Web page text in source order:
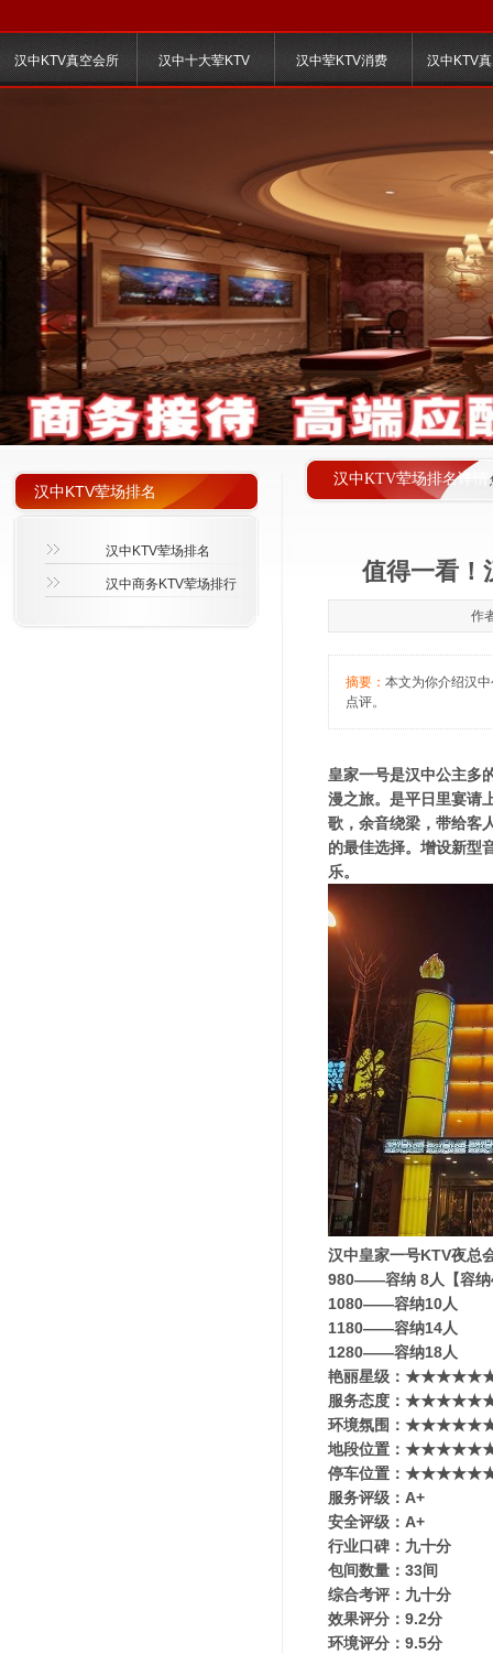
汉中KTV真空会所 汉中十大荤KTV 汉中荤KTV消费 汉中KTV
汉中KTV荤场排名详情
汉中KTV荤场排名
汉中KTV荤场排名
汉中商务KTV荤场排行 值得一看！
作
摘要： 本文为你介绍汉
点评。
皇家一号是汉中公主多
漫之旅。是平日里宴请
歌，余音绕梁，带给客
的最佳选择。增设新型
乐。
汉中皇家一号KTV夜总
980——容纳 8人【容纳
1080——容纳10人
1180——容纳14人
1280——容纳18人
艳丽星级​‌‌：
服务态度：
环境氛围：
地段位置：
停车位置：
服务评级：A+
安全评级：A+
行业口碑：九十分
包间数量：33间
综合考评：九十分
效果评分：9.2分
环境评分：9.5分